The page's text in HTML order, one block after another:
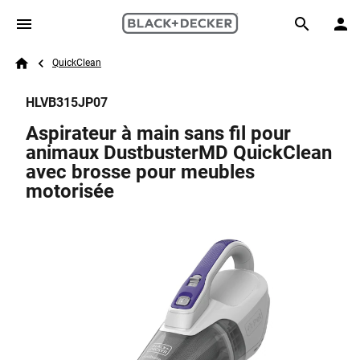
Skip to main content
Search
Breadcrumb
QuickClean
HLVB315JP07
Aspirateur à main sans fil pour
animaux DustbusterMD QuickClean
avec brosse pour meubles
motorisée